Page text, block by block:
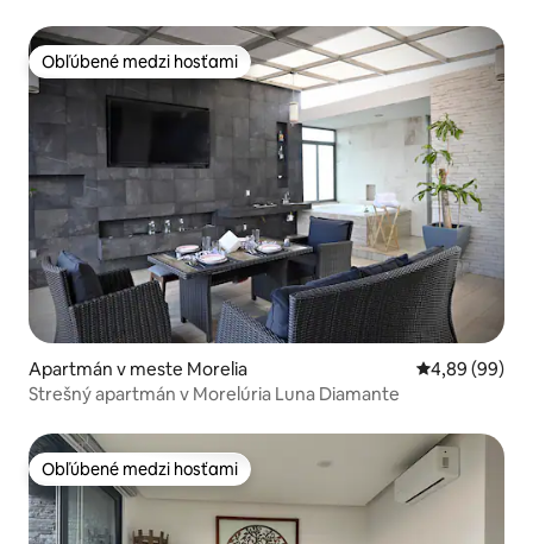
Obľúbené medzi hosťami
Obľúbené medzi hosťami
Apartmán v meste Morelia Priemerné
4,89 (99)
Strešný apartmán v Morelúria Luna Diamante
Obľúbené medzi hosťami
Obľúbené medzi hosťami